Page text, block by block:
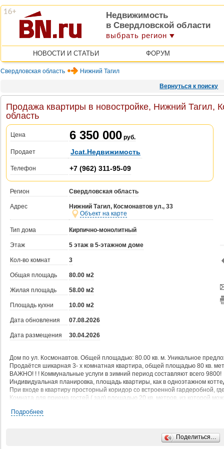
Недвижимость
в Свердловской области
выбрать регион
НОВОСТИ И СТАТЬИ ФОРУМ
Свердловская область Нижний Тагил
Вернуться к поиску
Продажа квартиры в новостройке, Нижний Тагил,
область
Цена 6 350 000 руб.
Продает Jcat.Недвижимость
Телефон +7 (962) 311-95-09
Регион Свердловская область
Адрес
Нижний Тагил, Космонавтов ул., 33
Объект на карте
Тип дома Кирпично-монолитный
Этаж 5 этаж в 5-этажном доме
Кол-во комнат 3
Общая площадь 80.00 м2
Жилая площадь 58.00 м2
Площадь кухни 10.00 м2
Дата обновления 07.08.2026
Дата размещения 30.04.2026
Дом по ул. Космонавтов. Общей площадью: 80.00 кв. м. Уникальное
Продаётся шикарная 3- х комнатная квартира, общей площадью 80 кв.
ВАЖНО! ! ! Коммунальные услуги в зимний период составляют всего 9800!
Индивидуальная планировка, площадь квартиры, как в одноэтажном
При входе в квартиру просторный коридор со встроенной гардеробной,
Комната для приема гостей ( зал) площадью 20 кв. метров, из которой
Просторная кухня вмещает красивый кухонный классический гарнитур,
установлены пластиковые окна и в 2- х комнатах заменены радиаторы.
Подробнее
Поделиться…